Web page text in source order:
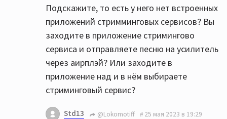
Подскажите, то есть у него нет встроенных
приложений стримминговых сервисов? Вы
заходите в приложение стримингово
сервиса и отправляете песню на усилитель
через аирплэй? Или заходите в
приложение над и в нём выбираете
стриминговый сервис?
Std13 @Lokomotiff 25 мая 2023 в 19:29